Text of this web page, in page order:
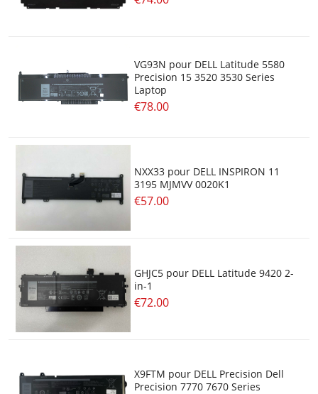
VG93N pour DELL Latitude 5580
Precision 15 3520 3530 Series
Laptop
€78.00
NXX33 pour DELL INSPIRON 11
3195 MJMVV 0020K1
€57.00
GHJC5 pour DELL Latitude 9420 2-
in-1
€72.00
X9FTM pour DELL Precision Dell
Precision 7770 7670 Series